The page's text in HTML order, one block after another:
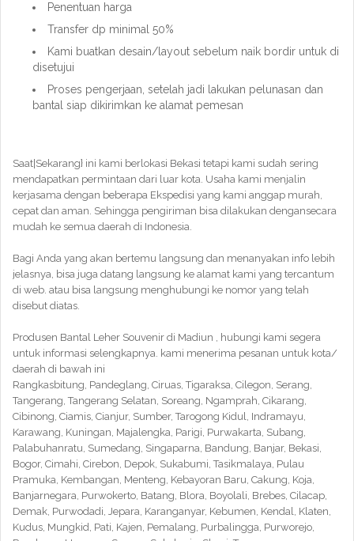
Penentuan harga
Transfer dp minimal 50%
Kami buatkan desain/layout sebelum naik bordir untuk di
disetujui
Proses pengerjaan, setelah jadi lakukan pelunasan dan
bantal siap dikirimkan ke alamat pemesan
Saat|Sekarang} ini kami berlokasi Bekasi tetapi kami sudah sering
mendapatkan permintaan dari luar kota. Usaha kami menjalin
kerjasama dengan beberapa Ekspedisi yang kami anggap murah,
cepat dan aman. Sehingga pengiriman bisa dilakukan dengansecara
mudah ke semua daerah di Indonesia.
Bagi Anda yang akan bertemu langsung dan menanyakan info lebih
jelasnya, bisa juga datang langsung ke alamat kami yang tercantum
di web. atau bisa langsung menghubungi ke nomor yang telah
disebut diatas.
Produsen Bantal Leher Souvenir di Madiun , hubungi kami segera
untuk informasi selengkapnya. kami menerima pesanan untuk kota/
daerah di bawah ini
Rangkasbitung, Pandeglang, Ciruas, Tigaraksa, Cilegon, Serang,
Tangerang, Tangerang Selatan, Soreang, Ngamprah, Cikarang,
Cibinong, Ciamis, Cianjur, Sumber, Tarogong Kidul, Indramayu,
Karawang, Kuningan, Majalengka, Parigi, Purwakarta, Subang,
Palabuhanratu, Sumedang, Singaparna, Bandung, Banjar, Bekasi,
Bogor, Cimahi, Cirebon, Depok, Sukabumi, Tasikmalaya, Pulau
Pramuka, Kembangan, Menteng, Kebayoran Baru, Cakung, Koja,
Banjarnegara, Purwokerto, Batang, Blora, Boyolali, Brebes, Cilacap,
Demak, Purwodadi, Jepara, Karanganyar, Kebumen, Kendal, Klaten,
Kudus, Mungkid, Pati, Kajen, Pemalang, Purbalingga, Purworejo,